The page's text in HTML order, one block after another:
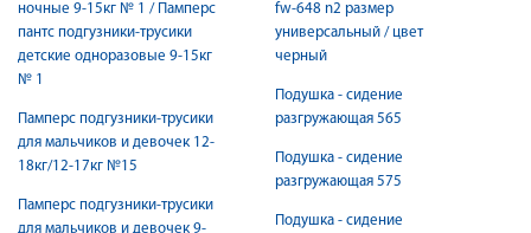
ночные 9-15кг № 1 / Памперс
пантс подгузники-трусики
детские одноразовые 9-15кг
№ 1
Памперс подгузники-трусики
для мальчиков и девочек 12-
18кг/12-17кг №15
Памперс подгузники-трусики
для мальчиков и девочек 9-
fw-648 n2 размер
универсальный / цвет
черный
Подушка - сидение
разгружающая 565
Подушка - сидение
разгружающая 575
Подушка - сидение